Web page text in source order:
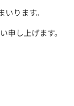
ります。
し上げます。